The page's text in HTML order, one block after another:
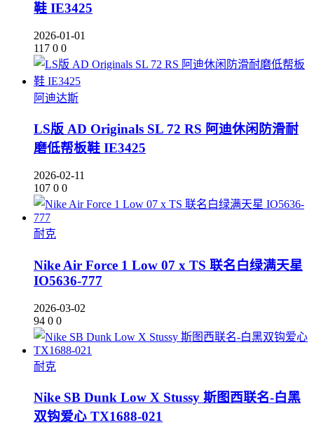
鞋 IE3425
2026-01-01
117 0 0
阿迪达斯
LS版 AD Originals SL 72 RS 阿迪休闲防滑耐
磨低帮板鞋 IE3425
2026-02-11
107 0 0
耐克
Nike Air Force 1 Low 07 x TS 联名白绿满天星
IO5636-777
2026-03-02
94 0 0
耐克
Nike SB Dunk Low X Stussy 斯图西联名-白黑
双钩爱心 TX1688-021